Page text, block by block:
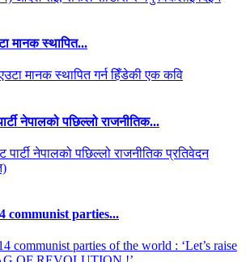
मानक स्थापित...
नेपालको पछिल्लो राजनीतिक...
communist parties...